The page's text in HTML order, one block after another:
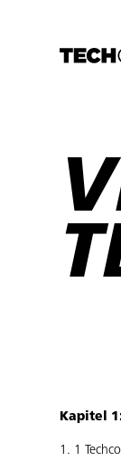
Kapitel
1. 1